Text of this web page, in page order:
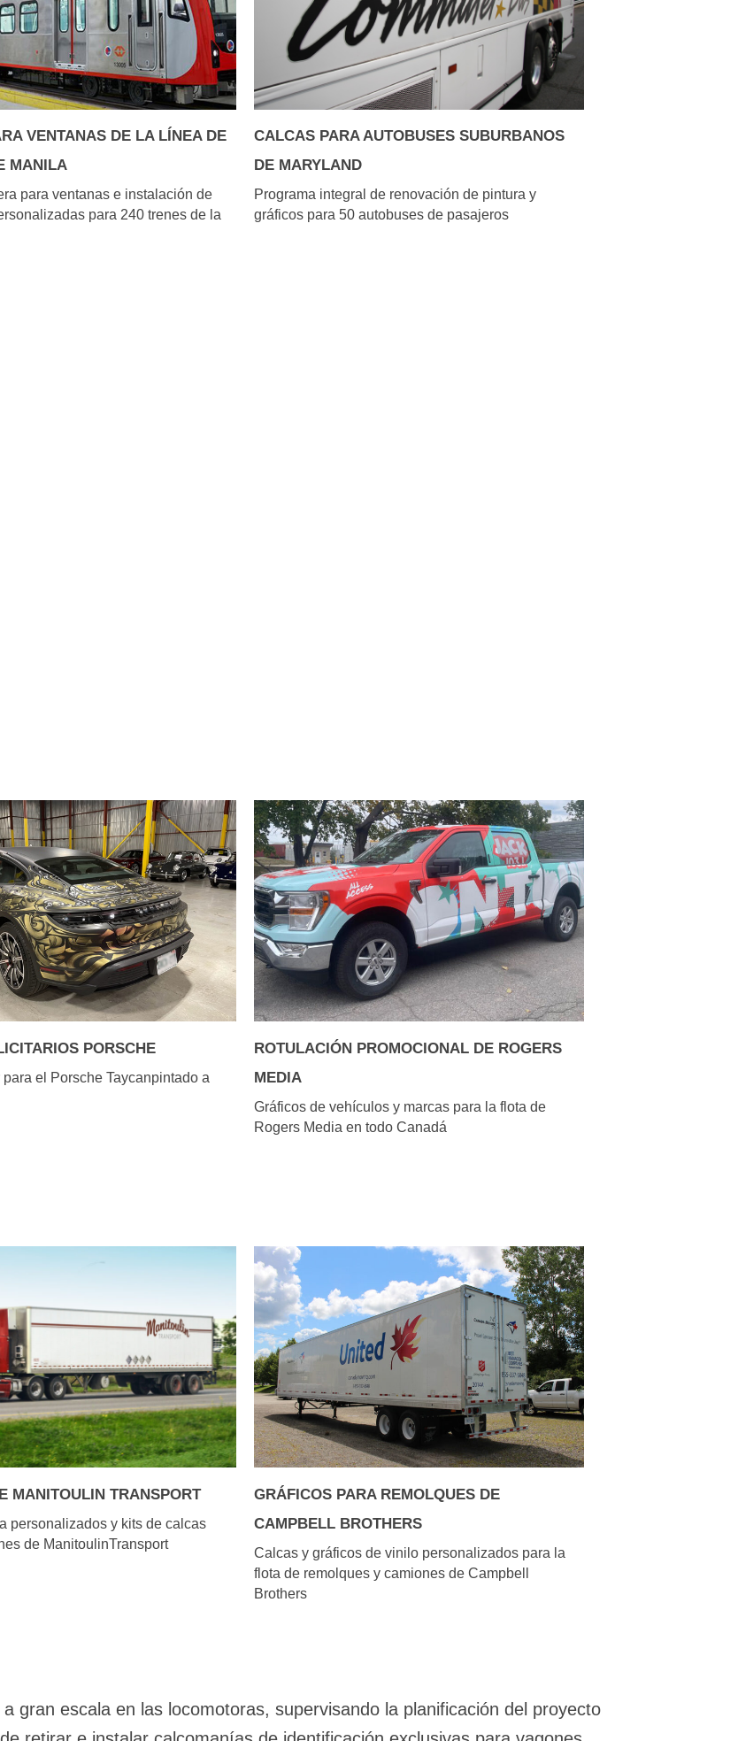
VENTANAS DE LA LÍNEA DE
MANILA
para ventanas e instalación de
para 240 trenes de la
CALCAS PARA AUTOBUSES SUBURBANOS
DE MARYLAND
Programa integral de renovación de pintura y
gráficos para 50 autobuses de pasajeros
PORSCHE
el Porsche Taycanpintado a
ROTULACIÓN PROMOCIONAL DE ROGERS
MEDIA
Gráficos de vehículos y marcas para la flota de
Rogers Media en todo Canadá
MANITOULIN TRANSPORT
personalizados y kits de calcas
de ManitoulinTransport
GRÁFICOS PARA REMOLQUES DE
CAMPBELL BROTHERS
Calcas y gráficos de vinilo personalizados para la
flota de remolques y camiones de Campbell
Brothers
gran escala en las locomotoras, supervisando la planificación del proyecto